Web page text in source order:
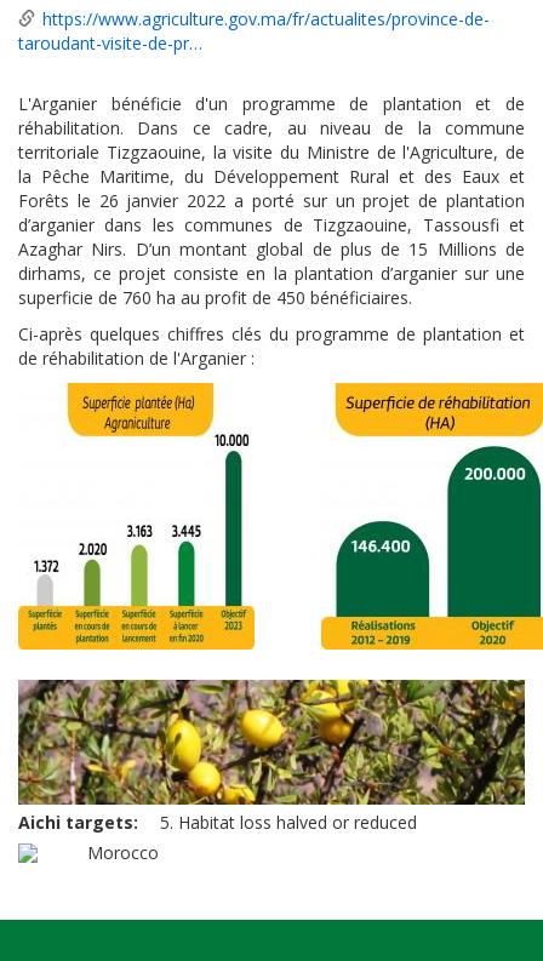
https://www.agriculture.gov.ma/fr/actualites/province-de-
taroudant-visite-de-pr…
L'Arganier bénéficie d'un programme de plantation et de
réhabilitation. Dans ce cadre, au niveau de la commune
territoriale Tizgzaouine, la visite du Ministre de l'Agriculture, de
la Pêche Maritime, du Développement Rural et des Eaux et
Forêts le 26 janvier 2022 a porté sur un projet de plantation
d’arganier dans les communes de Tizgzaouine, Tassousfi et
Azaghar Nirs. D’un montant global de plus de 15 Millions de
dirhams, ce projet consiste en la plantation d’arganier sur une
superficie de 760 ha au profit de 450 bénéficiaires.
Ci-après quelques chiffres clés du programme de plantation et
de réhabilitation de l'Arganier :
Aichi targets
5. Habitat loss halved or reduced
Morocco